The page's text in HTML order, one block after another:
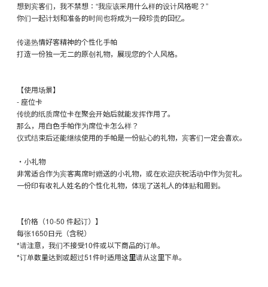
想到宾客们，我不禁想：“我应该采用什么样的设计风格呢？”
你们一起计划和准备的时间也将成为一段珍贵的回忆。
传递热情好客精神的个性化手帕
打造一份独一无二的原创礼物，展现您的个人风格。
【使用场景】
- 座位卡
传统的纸质席位卡在聚会开始后就能发挥作用了。
那么，用白色手帕作为席位卡怎么样？
仪式结束后还能继续使用的手帕是一份贴心的礼物，宾客们一定会喜欢。
・小礼物
非常适合作为宾客离席时赠送的小礼物，或在欢迎庆祝活动中作为贺礼。
一份印有收礼人姓名的个性化礼物，体现了送礼人的体贴和周到。
【价格（10-50 件起订）】
每张1650日元（含税）
*请注意，我们不接受10件或以下商品的订单。
*订单数量达到或超过51件时适用这里请从这里下单。